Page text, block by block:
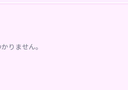
りません。